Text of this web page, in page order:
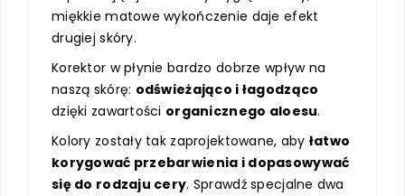
miękkie matowe wykończenie daje efekt
drugiej skóry.
Korektor w płynie bardzo dobrze wpływ na
naszą skórę: odświeżająco i łagodząco
dzięki zawartości organicznego aloesu.
Kolory zostały tak zaprojektowane, aby łatwo
korygować przebarwienia i dopasowywać
się do rodzaju cery. Sprawdź specjalne dwa